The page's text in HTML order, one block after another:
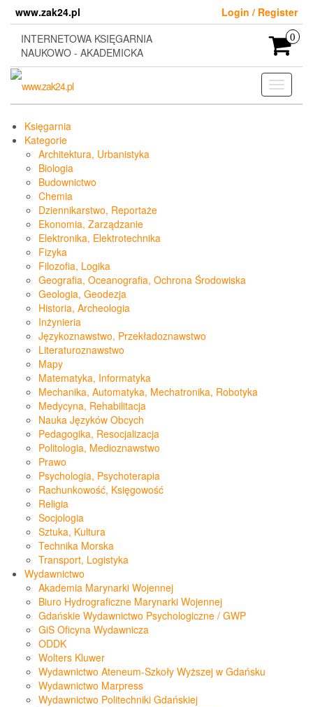
content
www.zak24.pl
Login / Register
INTERNETOWA KSIĘGARNIA
NAUKOWO - AKADEMICKA
0
Toggle
Księgarnia
Kategorie
Architektura, Urbanistyka
Biologia
Budownictwo
Chemia
Dziennikarstwo, Reportaże
Ekonomia, Zarządzanie
Elektronika, Elektrotechnika
Fizyka
Filozofia, Logika
Geografia, Oceanografia, Ochrona Środowiska
Geologia, Geodezja
Historia, Archeologia
Inżynieria
Językoznawstwo, Przekładoznawstwo
Literaturoznawstwo
Mapy
Matematyka, Informatyka
Mechanika, Automatyka, Mechatronika, Robotyka
Medycyna, Rehabilitacja
Nauka Języków Obcych
Pedagogika, Resocjalizacja
Politologia, Medioznawstwo
Prawo
Psychologia, Psychoterapia
Rachunkowość, Księgowość
Religia
Socjologia
Sztuka, Kultura
Technika Morska
Transport, Logistyka
Wydawnictwo
Akademia Marynarki Wojennej
Biuro Hydrograficzne Marynarki Wojennej
Gdańskie Wydawnictwo Psychologiczne / GWP
GiS Oficyna Wydawnicza
ODDK
Wolters Kluwer
Wydawnictwo Ateneum-Szkoły Wyższej w Gdańsku
Wydawnictwo Marpress
Wydawnictwo Politechniki Gdańskiej